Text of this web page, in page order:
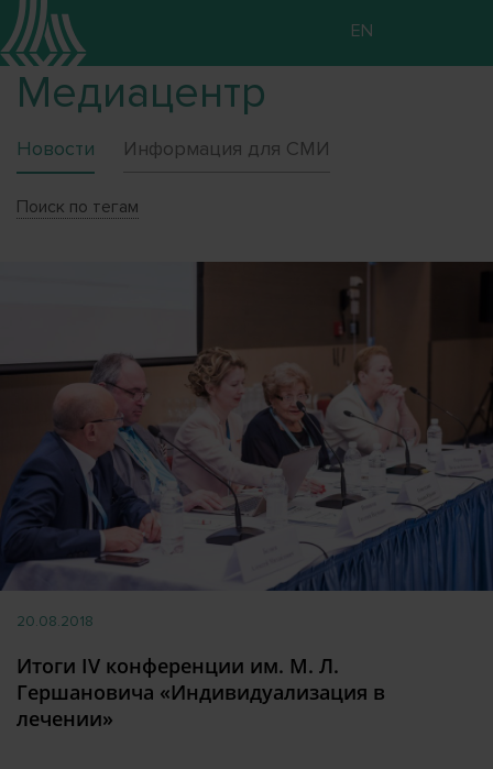
EN
Медиацентр
Новости Информация для СМИ
Поиск по тегам
20.08.2018
Итоги IV конференции им. М. Л.
Гершановича «Индивидуализация в
лечении»